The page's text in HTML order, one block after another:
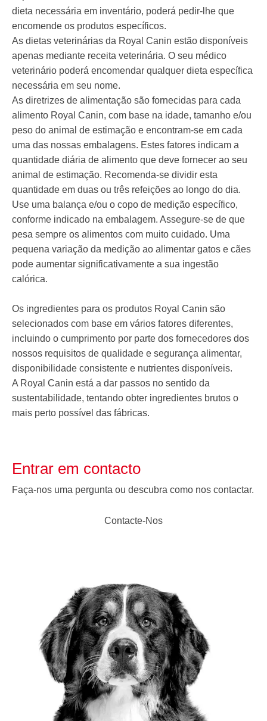
dieta necessária em inventário, poderá pedir-lhe que
encomende os produtos específicos.
As dietas veterinárias da Royal Canin estão disponíveis
apenas mediante receita veterinária. O seu médico
veterinário poderá encomendar qualquer dieta específica
necessária em seu nome.
As diretrizes de alimentação são fornecidas para cada
alimento Royal Canin, com base na idade, tamanho e/ou
peso do animal de estimação e encontram-se em cada
uma das nossas embalagens. Estes fatores indicam a
quantidade diária de alimento que deve fornecer ao seu
animal de estimação. Recomenda-se dividir esta
quantidade em duas ou três refeições ao longo do dia.
Use uma balança e/ou o copo de medição específico,
conforme indicado na embalagem. Assegure-se de que
pesa sempre os alimentos com muito cuidado. Uma
pequena variação da medição ao alimentar gatos e cães
pode aumentar significativamente a sua ingestão
calórica.
Os ingredientes para os produtos Royal Canin são
selecionados com base em vários fatores diferentes,
incluindo o cumprimento por parte dos fornecedores dos
nossos requisitos de qualidade e segurança alimentar,
disponibilidade consistente e nutrientes disponíveis.
A Royal Canin está a dar passos no sentido da
sustentabilidade, tentando obter ingredientes brutos o
mais perto possível das fábricas.
Entrar em contacto
Faça-nos uma pergunta ou descubra como nos contactar.
Contacte-Nos